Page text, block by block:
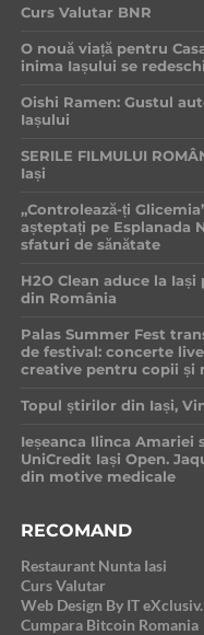
Curs Valutar BNR
O nouă viață pentru
inima Iașului se
Oishi Ramen: Gustul
Iașului
SERILE FILMULUI
Iași
„Controlează-ți
așteptați pe Esplanada
sfaturi de sănătate
H2O Clean aduce la
din România
Palas Summer Fest
de festival: concerte
creative pentru copii și
Topul știrilor din Iași,
Ieșeanca Ilinca
UniCredit Iași Open.
din motive medicale
RECOMAND
Restaurant Nunta Iasi
Curs Valutar
Web Design By IT
Cumpara Bitcoin Romania